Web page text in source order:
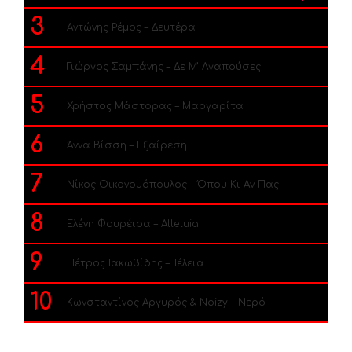
3 Αντώνης Ρέμος – Δευτέρα
4 Γιώργος Σαμπάνης – Δε Μ’ Αγαπούσες
5 Χρήστος Μάστορας – Μαργαρίτα
6 Άννα Βίσση – Εξαίρεση
7 Νίκος Οικονομόπουλος – Όπου Κι Αν Πας
8 Ελένη Φουρέιρα – Alleluia
9 Πέτρος Ιακωβίδης – Τέλεια
10 Κωνσταντίνος Αργυρός & Noizy – Νερό